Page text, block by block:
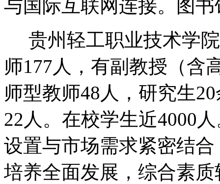
与国际互联网连接。图
贵州轻工职业技术学院
师177人，有副教授（含
师型教师48人，研究生
22人。在校学生近4000
设置与市场需求紧密结
培养全面发展，综合素